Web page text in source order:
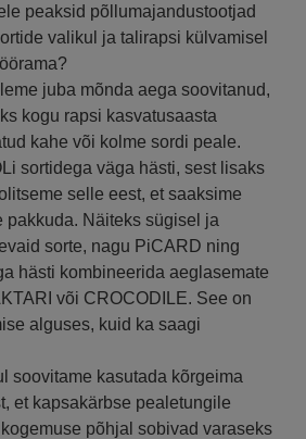
peaksid põllumajandustootjad
valikul ja talirapsi külvamisel
juba mõnda aega soovitanud,
kogu rapsi kasvatusaasta
kahe või kolme sordi peale.
sortidega väga hästi, sest lisaks
selle eest, et saaksime
pakkuda. Näiteks sügisel ja
sorte, nagu PiCARD ning
hästi kombineerida aeglasemate
või CROCODILE. See on
alguses, kuid ka saagi
soovitame kasutada kõrgeima
et kapsakärbse pealetungile
põhjal sobivad varaseks